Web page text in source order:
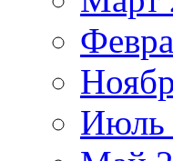
Июль